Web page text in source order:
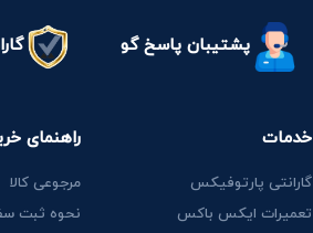
پشتیبان پاسخ گو
خدمات
گارانتی پارتوفیکس
تعمیرات ایکس باکس
راهنمای
مرجوعی کالا
نحوه ثبت